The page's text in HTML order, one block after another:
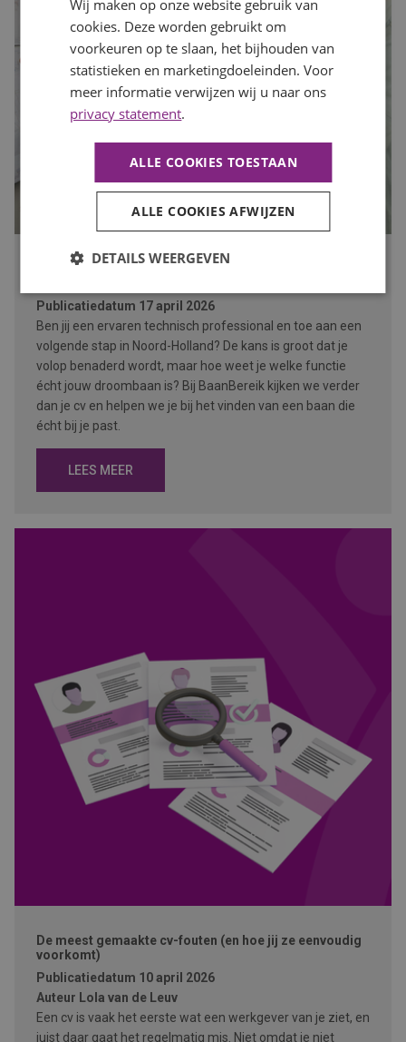
Technisch professional? Ontdek hoe wij jou matchen
Publicatiedatum 17 april 2026
Ben jij een ervaren technisch professional en toe aan een
volgende stap in Noord-Holland? De kans is groot dat je
volop benaderd wordt, maar hoe weet je welke functie
écht jouw droombaan is? Bij BaanBereik kijken we verder
dan je cv en helpen we je bij het vinden van een baan die
écht bij je past.
LEES MEER
De meest gemaakte cv-fouten (en hoe jij ze eenvoudig
voorkomt)
Publicatiedatum 10 april 2026
Auteur Lola van de Leuv
Een cv is vaak het eerste wat een werkgever van je ziet, en
juist daar gaat het regelmatig mis. Niet omdat je niet
Wij maken op onze website gebruik van
cookies. Deze worden gebruikt om
voorkeuren op te slaan, het bijhouden van
statistieken en marketingdoeleinden. Voor
meer informatie verwijzen wij u naar ons
privacy statement.
ALLE COOKIES TOESTAAN
ALLE COOKIES AFWIJZEN
DETAILS WEERGEVEN